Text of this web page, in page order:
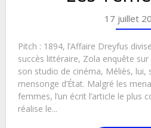
17 juillet
Pitch : 1894, l’Affaire Dreyfus
succès littéraire, Zola enquête
son studio de cinéma, Méliès, lui,
mensonge d’État. Malgré les
femmes, l’un écrit l’article le plus
réalise le...